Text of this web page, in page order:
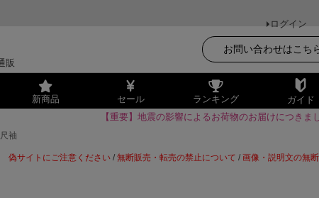
ログイン
販
お問い合わせはこち
新商品 セール ランキング ガイド
【重要】地震の影響によるお荷物のお届けにつきま
袖
偽サイトにご注意ください / 無断販売・転売の禁止について / 画像・説明文の無